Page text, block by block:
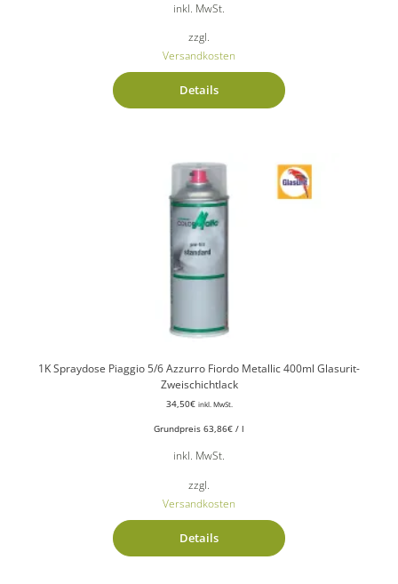
inkl. MwSt.
zzgl.
Versandkosten
Details
1K Spraydose Piaggio 5/6 Azzurro Fiordo Metallic 400ml Glasurit-
Zweischichtlack
34,50€ inkl. MwSt.
Grundpreis 63,86€ / l
inkl. MwSt.
zzgl.
Versandkosten
Details